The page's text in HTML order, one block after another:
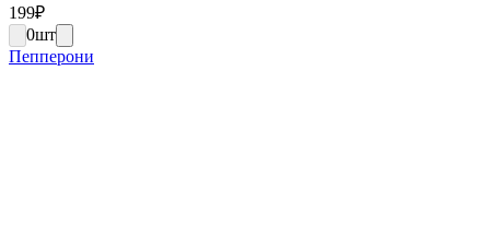
199₽
0шт
Пепперони